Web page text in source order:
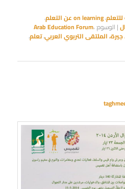
،on learning عن التعلم ،
| الوسوم: Arab Education Forum،
جيرة، الملتقى التربوي العربي،تعلم،